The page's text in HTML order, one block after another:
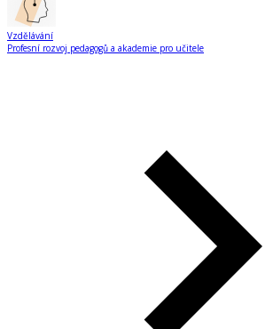
Vzdělávání
Profesní rozvoj pedagogů a akademie pro učitele